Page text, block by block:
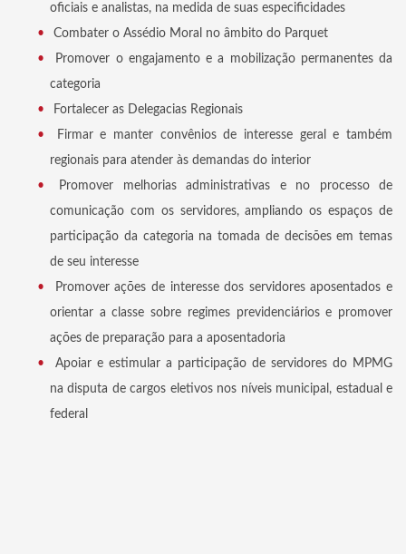
oficiais e analistas, na medida de suas especificidades
Combater o Assédio Moral no âmbito do Parquet
Promover o engajamento e a mobilização permanentes da
categoria
Fortalecer as Delegacias Regionais
Firmar e manter convênios de interesse geral e também
regionais para atender às demandas do interior
Promover melhorias administrativas e no processo de
comunicação com os servidores, ampliando os espaços de
participação da categoria na tomada de decisões em temas
de seu interesse
Promover ações de interesse dos servidores aposentados e
orientar a classe sobre regimes previdenciários e promover
ações de preparação para a aposentadoria
Apoiar e estimular a participação de servidores do MPMG
na disputa de cargos eletivos nos níveis municipal, estadual e
federal